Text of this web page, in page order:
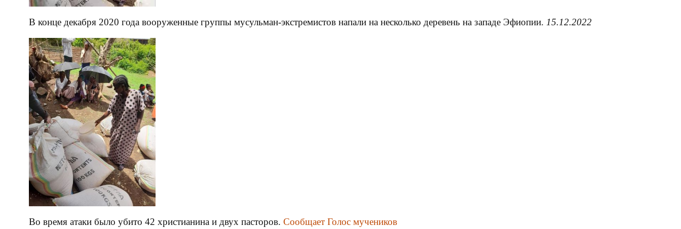
В конце декабря 2020 года вооруженные группы мусульман-экстремистов напали на несколько деревень на западе Эфиопии. 15.12.2022
Во время атаки было убито 42 христианина и двух пасторов. Сообщает Голос мучеников